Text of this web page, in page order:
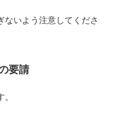
ないよう注意してくださ
要請